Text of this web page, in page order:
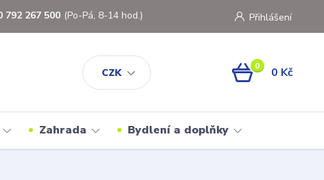
CZK
Přihlášení
792 267 500 (Po-Pá, 8-14 hod.)
0 0 Kč
Zahrada Bydlení a doplňky